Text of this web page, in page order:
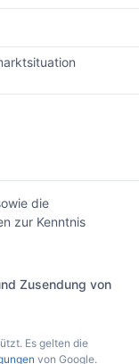
die
zur Kenntnis
Zusendung von
Es gelten die
von Google.